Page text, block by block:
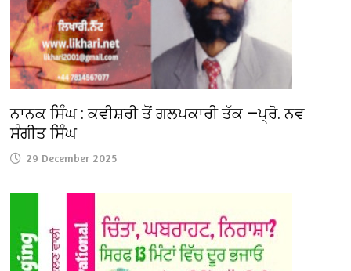
ਨਾਨਕ ਸਿੰਘ : ਕਵੀਸ਼ਰੀ ਤੋਂ ਗਲਪਕਾਰੀ ਤੱਕ —ਪ੍ਰੋ. ਨਵ
ਸੰਗੀਤ ਸਿੰਘ
29 December 2025